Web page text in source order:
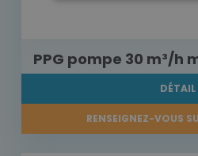
PPG pompe 30 m³/h
DÉTAIL
RENSEIGNEZ-VOUS